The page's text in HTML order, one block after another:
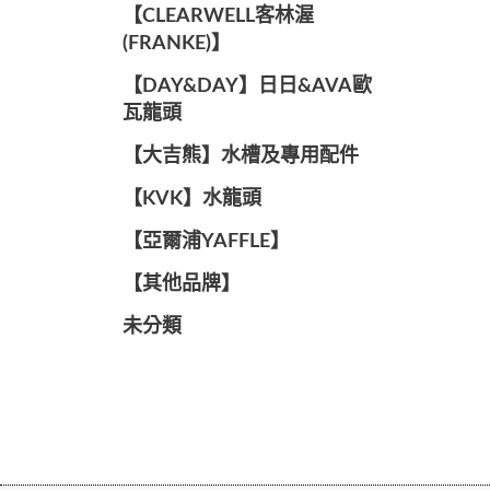
️【CLEARWELL客林渥
(FRANKE)】️
️【DAY&DAY】️日日&AVA歐
瓦龍頭
【大吉熊】水槽及專用配件
️【KVK】水龍頭️
【亞爾浦YAFFLE】
️【其他品牌】️
未分類